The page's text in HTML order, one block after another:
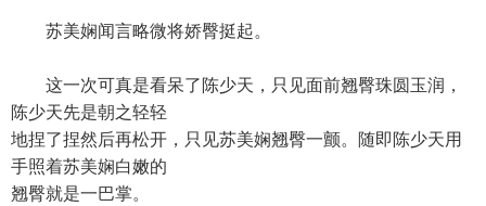
苏美娴闻言略微将娇臀挺起。
这一次可真是看呆了陈少天，只见面前翘臀珠圆玉润，
陈少天先是朝之轻轻
地捏了捏然后再松开，只见苏美娴翘臀一颤。随即陈少天用
手照着苏美娴白嫩的
翘臀就是一巴掌。